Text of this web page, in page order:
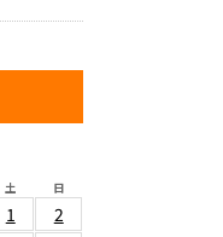
土 日
1
2